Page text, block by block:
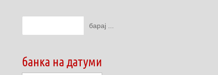
банка на датуми